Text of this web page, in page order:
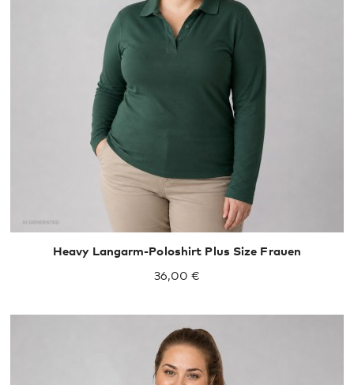
Heavy Langarm-Poloshirt Plus Size Frauen
36,00 €